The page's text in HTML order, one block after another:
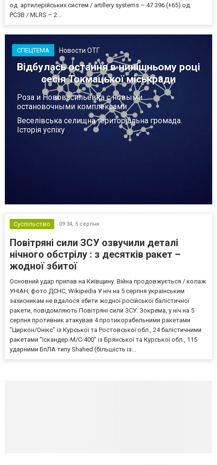
од. артилерійських систем / artillery systems – 47 396 (+65) од.
РСЗВ / MLRS – 2...
СПЕЦТЕМА Новости ОТГ
Відбулась остання в нинішньому році
сесія Токмацької міськради
Роза и Нововасильевка с новыми
остановочными комплексами
Веселівська селищна територіальна громада.
Історія успіху
Суспільство 09:34, 5 серпня
Повітряні сили ЗСУ озвучили деталі
нічного обстрілу : з десятків ракет –
жодної збитої
Основний удар припав на Київщину. Війна продовжується / колаж
УНІАН, фото ДСНС, Wikipedia У ніч на 5 серпня українським
захисникам не вдалося збити жодної російської балістичної
ракети, повідомляють Повітряні сили ЗСУ. Зокрема, у ніч на 5
серпня противник атакував 4 протикорабельними ракетами
"Циркон/Онікс" із Курської та Ростовської обл., 24 балістичними
ракетами "Іскандер-М/С-400" із Брянської та Курської обл., 115
ударними БпЛА типу Shahed (більшість із...